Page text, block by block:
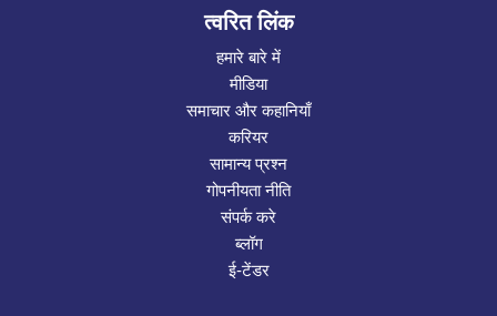
त्वरित लिंक
हमारे बारे में
मीडिया
समाचार और कहानियाँ
करियर
सामान्य प्रश्न
गोपनीयता नीति
संपर्क करे
ब्लॉग
ई-टेंडर